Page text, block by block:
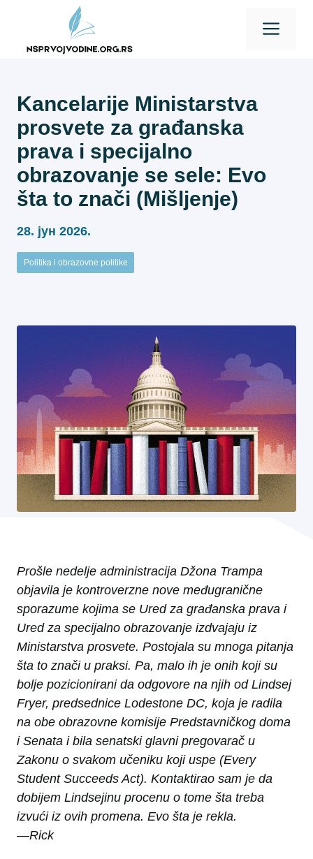
content
Kancelarije Ministarstva
prosvete za građanska
prava i specijalno
obrazovanje se sele: Evo
šta to znači (Mišljenje)
28. јун 2026.
Politika i obrazovne politike
Prošle nedelje administracija Džona Trampa
objavila je kontroverzne nove međugranične
sporazume kojima se Ured za građanska prava i
Ured za specijalno obrazovanje izdvajaju iz
Ministarstva prosvete. Postojala su mnoga pitanja
šta to znači u praksi. Pa, malo ih je onih koji su
bolje pozicionirani da odgovore na njih od Lindsej
Fryer, predsednice Lodestone DC, koja je radila
na obe obrazovne komisije Predstavničkog doma
i Senata i bila senatski glavni pregovarač u
Zakonu o svakom učeniku koji uspe (Every
Student Succeeds Act). Kontaktirao sam je da
dobijem Lindsejinu procenu o tome šta treba
izvući iz ovih promena. Evo šta je rekla.
—Rick